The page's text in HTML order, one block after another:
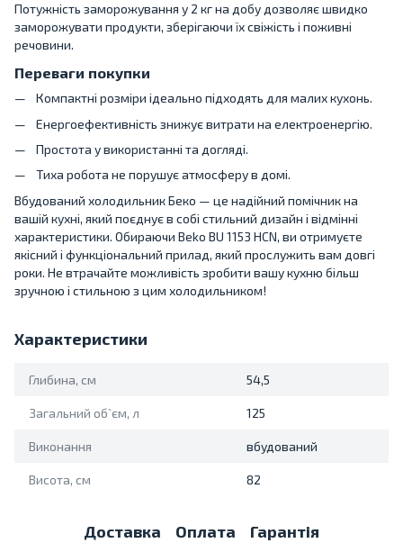
Потужність заморожування у 2 кг на добу дозволяє швидко
заморожувати продукти, зберігаючи їх свіжість і поживні
речовини.
Переваги покупки
Компактні розміри ідеально підходять для малих кухонь.
Енергоефективність знижує витрати на електроенергію.
Простота у використанні та догляді.
Тиха робота не порушує атмосферу в домі.
Вбудований холодильник Беко — це надійний помічник на
вашій кухні, який поєднує в собі стильний дизайн і відмінні
характеристики. Обираючи Beko BU 1153 HCN, ви отримуєте
якісний і функціональний прилад, який прослужить вам довгі
роки. Не втрачайте можливість зробити вашу кухню більш
зручною і стильною з цим холодильником!
Характеристики
Глибина, см 54,5
Загальний об`єм, л 125
Виконання вбудований
Висота, см 82
Доставка Оплата Гарантія